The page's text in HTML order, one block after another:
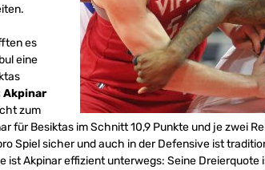
es
eine
Akpinar
zum
für Besiktas im Schnitt 10,9 Punkte und je zwei
Spiel sicher und auch in der Defensive ist
ist Akpinar effizient unterwegs: Seine